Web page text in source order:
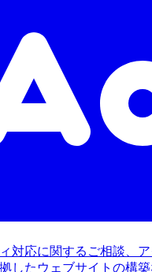
対応に関するご相談、
したウェブサイトの構